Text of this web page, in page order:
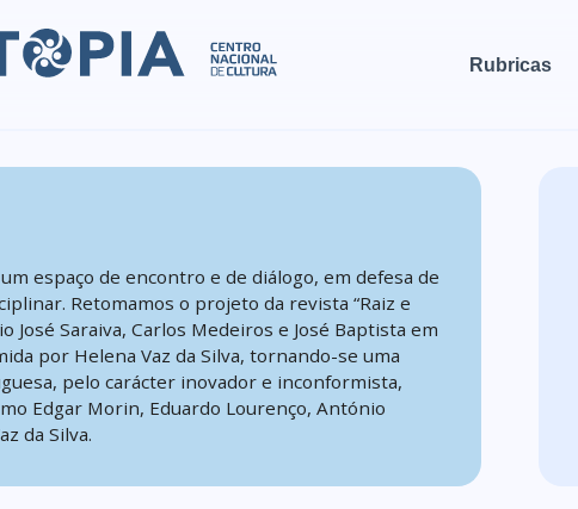
Rubricas
espaço de encontro e de diálogo, em defesa de
Retomamos o projeto da revista “Raiz e
José Saraiva, Carlos Medeiros e José Baptista em
por Helena Vaz da Silva, tornando-se uma
pelo carácter inovador e inconformista,
Edgar Morin, Eduardo Lourenço, António
da Silva.